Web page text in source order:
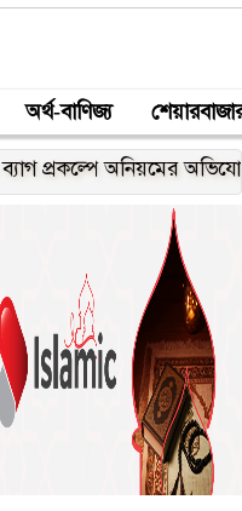
অর্থ-বাণিজ্য
অনিয়মের অভিযোগ,